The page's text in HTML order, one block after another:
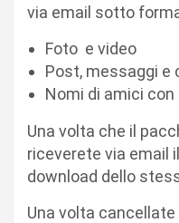
via email sotto
Foto e video
Post, messaggi e
Nomi di amici
Una volta che il
riceverete via email
download dello
Una volta